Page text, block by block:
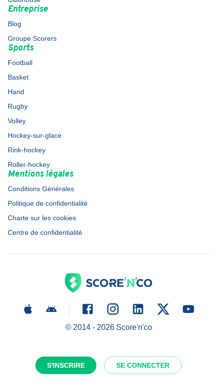
S'INSCRIRE SE CONNECTER
Entreprise
Blog
Groupe Scorers
Sports
Football
Basket
Hand
Rugby
Volley
Hockey-sur-glace
Rink-hockey
Roller-hockey
Mentions légales
Conditions Générales
Politique de confidentialité
Charte sur les cookies
Centre de confidentialité
© 2014 - 2026Score'n'co